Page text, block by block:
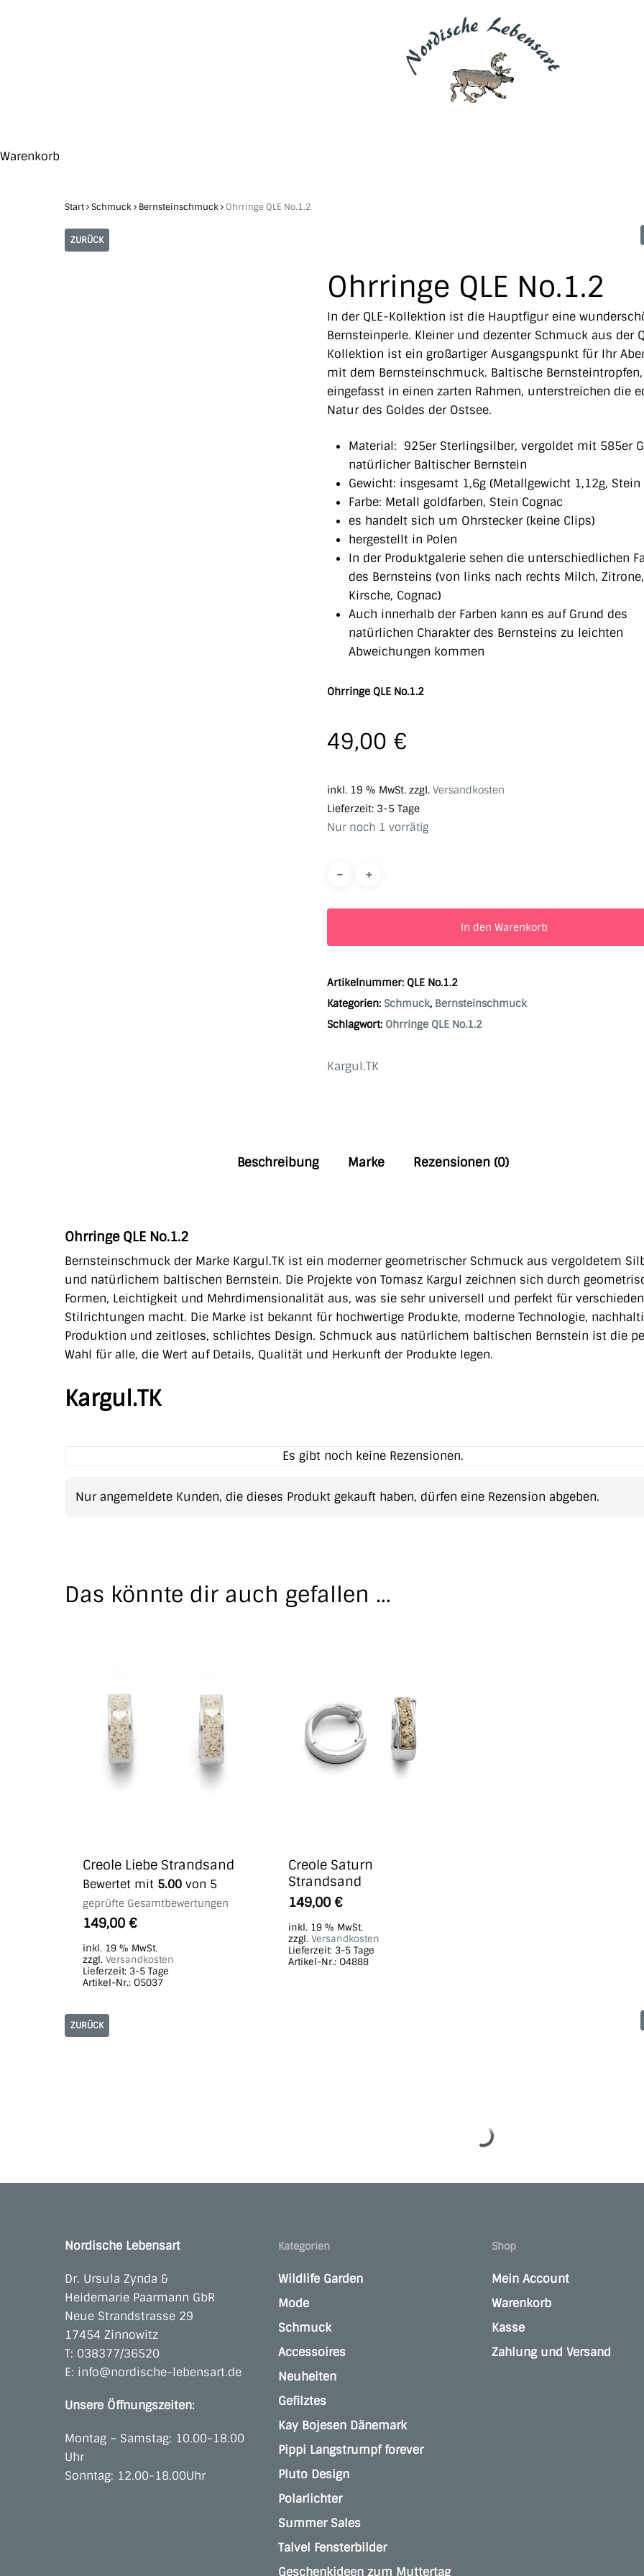
WarenkorbClose
Start Schmuck Bernsteinschmuck Ohrringe QLE No.1.2
ZURÜCK
Ohrringe QLE No.1.2
In der QLE-Kollektion ist die Hauptfigur eine
Bernsteinperle. Kleiner und dezenter Schmuck aus der
Kollektion ist ein großartiger Ausgangspunkt für Ihr
mit dem Bernsteinschmuck. Baltische Bernsteintropfen,
eingefasst in einen zarten Rahmen, unterstreichen die
Natur des Goldes der Ostsee.
Material: 925er Sterlingsilber, vergoldet mit 585er
natürlicher Baltischer Bernstein
Gewicht: insgesamt 1,6g (Metallgewicht 1,12g, Stein
Farbe: Metall goldfarben, Stein Cognac
es handelt sich um Ohrstecker (keine Clips)
hergestellt in Polen
In der Produktgalerie sehen die unterschiedlichen
des Bernsteins (von links nach rechts Milch, Zitrone,
Kirsche, Cognac)
Auch innerhalb der Farben kann es auf Grund des
natürlichen Charakter des Bernsteins zu leichten
Abweichungen kommen
Ohrringe QLE No.1.2
49,00 €
inkl. 19 % MwSt. zzgl. Versandkosten
Lieferzeit: 3-5 Tage
Nur noch 1 vorrätig
In den Warenkorb
Artikelnummer: QLE No.1.2
Kategorien: Schmuck, Bernsteinschmuck
Schlagwort: Ohrringe QLE No.1.2
Kargul.TK
Beschreibung Marke Rezensionen (0)
Ohrringe QLE No.1.2
Bernsteinschmuck der Marke Kargul.TK ist ein moderner geometrischer Schmuck aus vergoldetem
und natürlichem baltischen Bernstein. Die Projekte von Tomasz Kargul zeichnen sich durch
Formen, Leichtigkeit und Mehrdimensionalität aus, was sie sehr universell und perfekt für
Stilrichtungen macht. Die Marke ist bekannt für hochwertige Produkte, moderne Technologie,
Produktion und zeitloses, schlichtes Design. Schmuck aus natürlichem baltischen Bernstein ist die
Wahl für alle, die Wert auf Details, Qualität und Herkunft der Produkte legen.
Kargul.TK
Es gibt noch keine Rezensionen.
Nur angemeldete Kunden, die dieses Produkt gekauft haben, dürfen eine Rezension abgeben.
Das könnte dir auch gefallen …
Creole Liebe Strandsand
Bewertet mit 5.00 von 5
geprüfte Gesamtbewertungen
149,00 €
inkl. 19 % MwSt.
zzgl. Versandkosten
Lieferzeit: 3-5 Tage
Artikel-Nr.: O5037
Creole Saturn
Strandsand
149,00 €
inkl. 19 % MwSt.
zzgl. Versandkosten
Lieferzeit: 3-5 Tage
Artikel-Nr.: O4888
ZURÜCK
Nordische Lebensart
Dr. Ursula Zynda &
Heidemarie Paarmann GbR
Neue Strandstrasse 29
17454 Zinnowitz
T: 038377/36520
E: info@nordische-lebensart.de
Unsere Öffnungszeiten:
Montag – Samstag: 10.00-18.00
Uhr
Sonntag: 12.00-18.00Uhr
Kategorien
Wildlife Garden
Mode
Schmuck
Accessoires
Neuheiten
Gefilztes
Kay Bojesen Dänemark
Pippi Langstrumpf forever
Pluto Design
Polarlichter
Summer Sales
Talvel Fensterbilder
Geschenkideen zum Muttertag
Shop
Mein Account
Warenkorb
Kasse
Zahlung und Versand